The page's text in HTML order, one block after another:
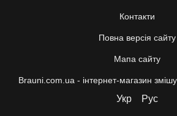
Контакти
Повна версія сайту
Мапа сайту
Brauni.com.ua - інтернет-магазин
Укр Рус